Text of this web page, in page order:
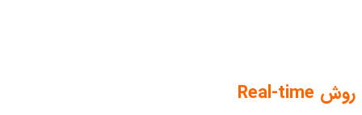
روش Real-time